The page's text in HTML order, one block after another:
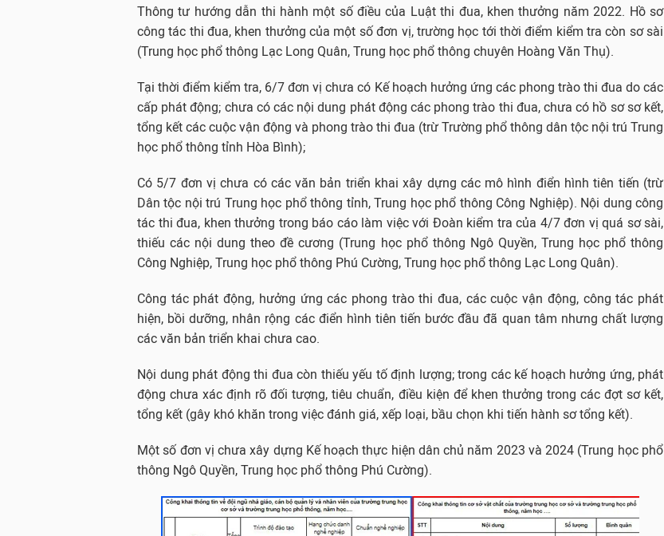
Thông tư hướng dẫn thi hành một số điều của Luật thi đua, khen thưởng năm 2022. Hồ sơ
công tác thi đua, khen thưởng của một số đơn vị, trường học tới thời điểm kiểm tra còn sơ sài
(Trung học phổ thông Lạc Long Quân, Trung học phổ thông chuyên Hoàng Văn Thụ).
Tại thời điểm kiểm tra, 6/7 đơn vị chưa có Kế hoạch hưởng ứng các phong trào thi đua do các
cấp phát động; chưa có các nội dung phát động các phong trào thi đua, chưa có hồ sơ sơ kết,
tổng kết các cuộc vận động và phong trào thi đua (trừ Trường phổ thông dân tộc nội trú Trung
học phổ thông tỉnh Hòa Bình);
Có 5/7 đơn vị chưa có các văn bản triển khai xây dựng các mô hình điển hình tiên tiến (trừ
Dân tộc nội trú Trung học phổ thông tỉnh, Trung học phổ thông Công Nghiệp). Nội dung công
tác thi đua, khen thưởng trong báo cáo làm việc với Đoàn kiểm tra của 4/7 đơn vị quá sơ sài,
thiếu các nội dung theo đề cương (Trung học phổ thông Ngô Quyền, Trung học phổ thông
Công Nghiệp, Trung học phổ thông Phú Cường, Trung học phổ thông Lạc Long Quân).
Công tác phát động, hưởng ứng các phong trào thi đua, các cuộc vận động, công tác phát
hiện, bồi dưỡng, nhân rộng các điển hình tiên tiến bước đầu đã quan tâm nhưng chất lượng
các văn bản triển khai chưa cao.
Nội dung phát động thi đua còn thiếu yếu tố định lượng; trong các kế hoạch hưởng ứng, phát
động chưa xác định rõ đối tượng, tiêu chuẩn, điều kiện để khen thưởng trong các đợt sơ kết,
tổng kết (gây khó khăn trong việc đánh giá, xếp loại, bầu chọn khi tiến hành sơ tổng kết).
Một số đơn vị chưa xây dựng Kế hoạch thực hiện dân chủ năm 2023 và 2024 (Trung học phổ
thông Ngô Quyền, Trung học phổ thông Phú Cường).